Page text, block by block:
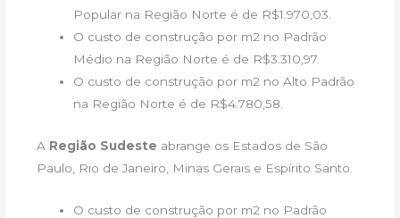
Popular na Região Norte é de R$1.970,03.
O custo de construção por m2 no Padrão
Médio na Região Norte é de R$3.310,97.
O custo de construção por m2 no Alto Padrão
na Região Norte é de R$4.780,58.
A Região Sudeste abrange os Estados de São
Paulo, Rio de Janeiro, Minas Gerais e Espírito Santo.
O custo de construção por m2 no Padrão